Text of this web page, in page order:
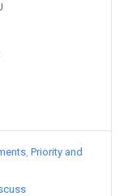
Priority and